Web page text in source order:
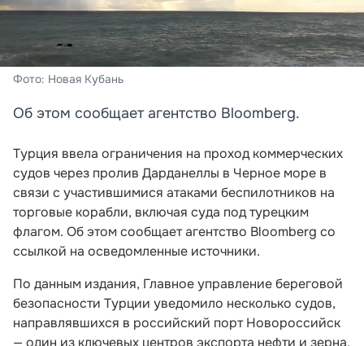
Фото: Новая Кубань
Об этом сообщает агентство Bloomberg.
Турция ввела ограничения на проход коммерческих
судов через пролив Дарданеллы в Черное море в
связи с участившимися атаками беспилотников на
торговые корабли, включая суда под турецким
флагом. Об этом сообщает агентство Bloomberg со
ссылкой на осведомленные источники.
По данным издания, Главное управление береговой
безопасности Турции уведомило несколько судов,
направлявшихся в российский порт Новороссийск
— один из ключевых центров экспорта нефти и зерна,